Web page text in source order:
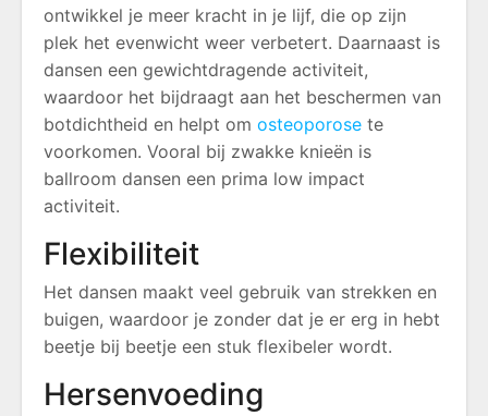
ontwikkel je meer kracht in je lijf, die op zijn
plek het evenwicht weer verbetert. Daarnaast is
dansen een gewichtdragende activiteit,
waardoor het bijdraagt aan het beschermen van
botdichtheid en helpt om osteoporose te
voorkomen. Vooral bij zwakke knieën is
ballroom dansen een prima low impact
activiteit.
Flexibiliteit
Het dansen maakt veel gebruik van strekken en
buigen, waardoor je zonder dat je er erg in hebt
beetje bij beetje een stuk flexibeler wordt.
Hersenvoeding